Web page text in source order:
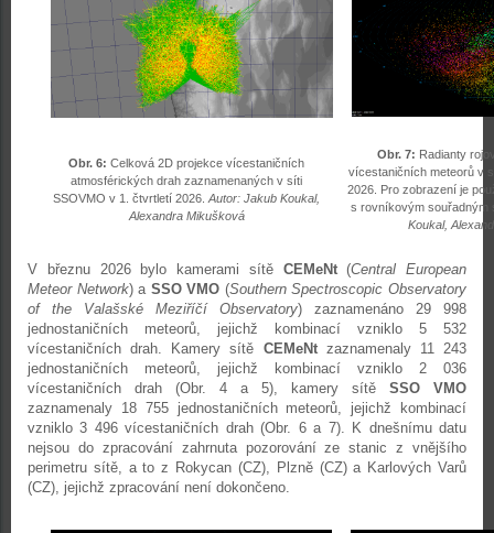
Obr. 6: Celková 2D projekce vícestaničních
atmosférických drah zaznamenaných v síti
SSOVMO v 1. čtvrtletí 2026. Autor: Jakub Koukal,
Alexandra Mikušková
Obr. 7: Radianty
vícestaničních meteorů v
2026. Pro zobrazení je
s rovníkovým souřadným
Koukal,
V březnu 2026 bylo kamerami sítě CEMeNt(Central European
Meteor Network) a SSO VMO (Southern Spectroscopic Observatory
of the Valašské Meziříčí Observatory) zaznamenáno 29 998
jednostaničních meteorů, jejichž kombinací vzniklo 5 532
vícestaničních drah. Kamery sítě CEMeNtzaznamenaly 11 243
jednostaničních meteorů, jejichž kombinací vzniklo 2 036
vícestaničních drah (Obr. 4 a 5), kamery sítě SSO VMO
zaznamenaly 18 755 jednostaničních meteorů, jejichž kombinací
vzniklo 3 496 vícestaničních drah (Obr. 6 a 7). K dnešnímu datu
nejsou do zpracování zahrnuta pozorování ze stanic z vnějšího
perimetru sítě, a to z Rokycan (CZ), Plzně (CZ) a Karlových Varů
(CZ), jejichž zpracování není dokončeno.